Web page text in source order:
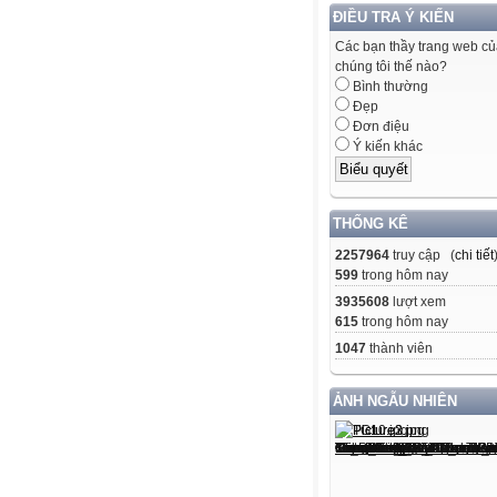
ĐIỀU TRA Ý KIẾN
Các bạn thầy trang web
chúng tôi thế nào?
Bình thường
Đẹp
Đơn điệu
Ý kiến khác
THỐNG KÊ
2257964 truy cập (chi tiết)
599 trong hôm nay
3935608 lượt xem
615 trong hôm nay
1047 thành viên
ẢNH NGẪU NHIÊN